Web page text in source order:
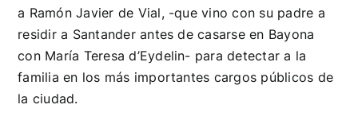
a Ramón Javier de Vial, -que vino con su padre a
residir a Santander antes de casarse en Bayona
con María Teresa d’Eydelin- para detectar a la
familia en los más importantes cargos públicos de
la ciudad.